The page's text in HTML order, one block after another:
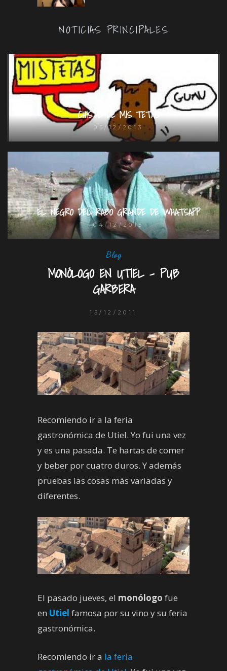
NOTICIAS PRINCIPALES
CHISTE DE MIS TETAS
05/12/2013
EL NEGRO DEL RABO GRANDE DE WHATSAPP
04/12/2015
Blog
MONÓLOGO EN UTIEL – PUB
GARBERA
15/12/2011
Recomiendo ir a la feria
gastronómica de Utiel. Yo fui una vez
y es una pasada. Te hartas de comer
y beber por cuatro duros. Y además
pruebas las cosas más variadas y
diferentes.
El pasado jueves, el monólogo fue
en Utiel famosa por su vino y su feria
gastronómica.
Recomiendo ir a la feria